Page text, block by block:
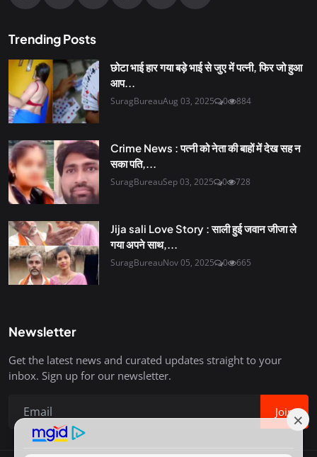
Trending Posts
छोटा भाई हार गया बड़े भाई से जुए में पत्नी, फिर जो हुआ
आप...
SuragBureauAug 03, 2025 0 884
Crime News : पत्नी को नेता की बाहों में देख सह न
सका पति,...
SuragBureauSep 03, 2025 0 728
Jija sali Love Story : साली हुई जवान जीजा ले
गया अपने साथ,...
SuragBureauNov 05, 2025 0 665
Newsletter
Get the latest news and curated updates straight to your
inbox. Sign up for our newsletter.
Join